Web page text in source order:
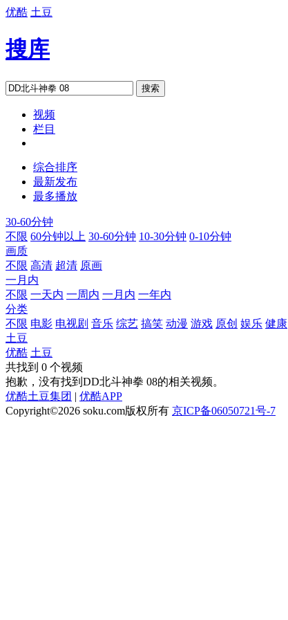
优酷 土豆
搜库
搜索
视频
栏目
综合排序
最新发布
最多播放
30-60分钟
不限 60分钟以上 30-60分钟 10-30分钟 0-10分钟
画质
不限 高清 超清 原画
一月内
不限 一天内 一周内 一月内 一年内
分类
不限 电影 电视剧 音乐 综艺 搞笑 动漫 游戏 原创 娱乐 健康
土豆
优酷 土豆
共找到 0 个视频
抱歉，没有找到 DD北斗神拳 08的相关视频。
优酷土豆集团 | 优酷APP
Copyright©2026 soku.com版权所有 京ICP备06050721号-7